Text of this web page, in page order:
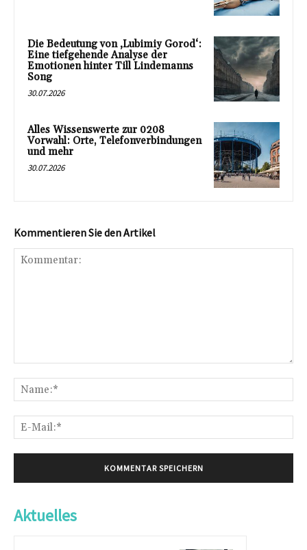
Die Bedeutung von ‚Lubimiy Gorod‘:
Eine tiefgehende Analyse der
Emotionen hinter Till Lindemanns
Song
30.07.2026
Alles Wissenswerte zur 0208
Vorwahl: Orte, Telefonverbindungen
und mehr
30.07.2026
Kommentieren Sie den Artikel
Aktuelles